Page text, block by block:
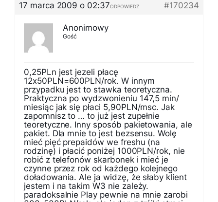
17 marca 2009 o 02:37
#170234
ODPOWIEDZ
Anonimowy
Gość
0,25PLn jest jezeli płacę
12x50PLN=600PLN/rok. W innym
przypadku jest to stawka teoretyczna.
Praktyczna po wydzwonieniu 147,5 min/
miesiąc jak się płaci 5,90PLN/msc. Jak
zapomnisz to … to już jest zupełnie
teoretyczne. Inny sposób pakietowania, ale
pakiet. Dla mnie to jest bezsensu. Wolę
mieć pięć prepaidów we freshu (na
rodzinę) i płacić poniżej 1000PLN/rok, nie
robić z telefonów skarbonek i mieć je
czynne przez rok od każdego kolejnego
doładowania. Ale ja widzę, że słaby klient
jestem i na takim W3 nie zależy.
paradoksalnie Play pewnie na mnie zarobi